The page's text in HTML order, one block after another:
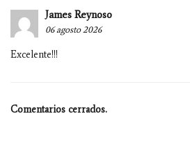
James Reynoso
06 agosto 2026
Excelente!!!
Comentarios cerrados.